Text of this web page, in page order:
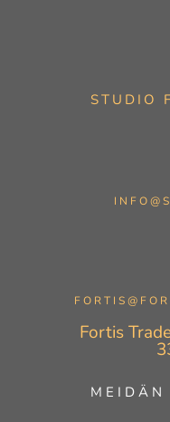
STUDIO
Fortis
MEIDÄN